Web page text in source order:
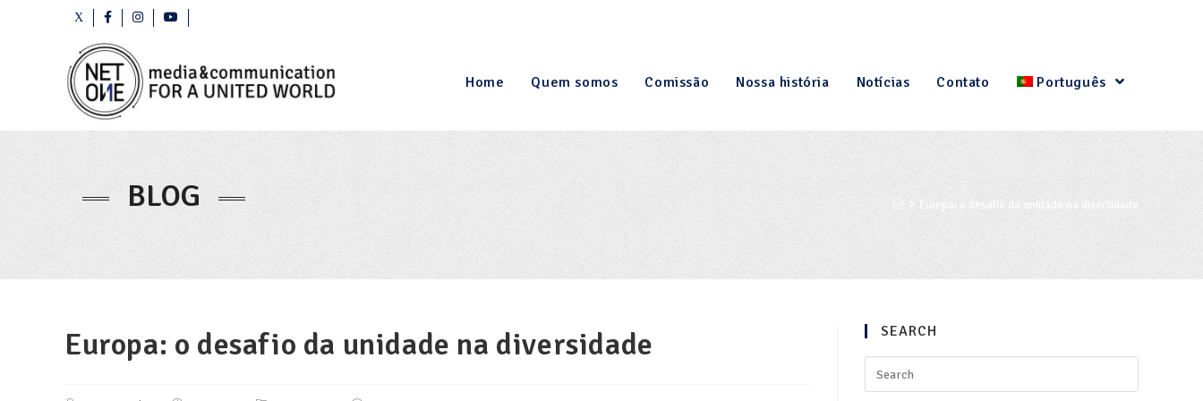
Home Quem somos Comissão Nossa história Notícias Contato Português
BLOG Europa: o desafio da unidade na diversidade
Europa: o desafio da unidade na diversidade SEARCH